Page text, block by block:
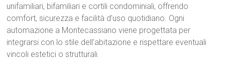
unifamiliari, bifamiliari e cortili condominiali, offrendo
comfort, sicurezza e facilità d’uso quotidiano. Ogni
automazione a Montecassiano viene progettata per
integrarsi con lo stile dell’abitazione e rispettare eventuali
vincoli estetici o strutturali.